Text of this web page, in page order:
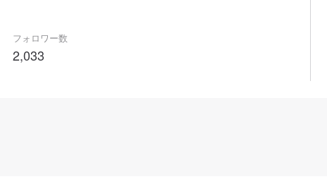
フォロワー数
2,033